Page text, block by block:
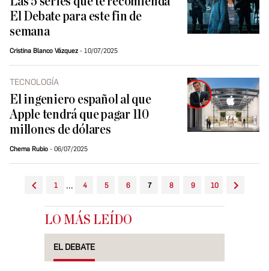
El Debate para este fin de
semana
Cristina Blanco Vázquez 10/07/2025
TECNOLOGÍA
El ingeniero español al que
Apple tendrá que pagar 110
millones de dólares
Chema Rubio 06/07/2025
1 ... 4 5 6 7 8 9 10
LO MÁS LEÍDO
EL DEBATE